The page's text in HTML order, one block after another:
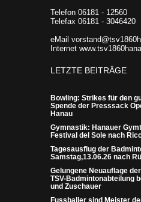
Telefon 06181 - 12560
Telefax 06181 - 3046420
eMail
Internet
LETZTE BEITRÄGE
Bowling: Strikes für den
Spende der Presssack
Hanau
Gymnastik: Hanauer
Festival del Sole nach
Tagesausflug der
Samstag,13.06.26 nach
Gelungene Neuauflage
TSV-Badmintonabteilung
und Zuschauer
Fussballer sind Meister